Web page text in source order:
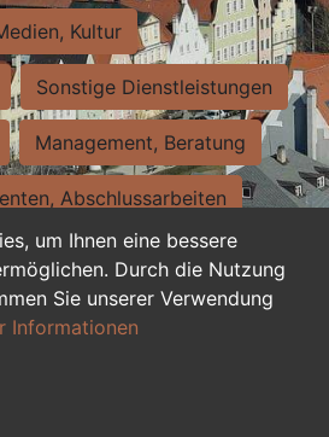
um Ihnen eine bessere
Durch die Nutzung
Sie unserer Verwendung
Informationen
Kultur
Sonstige Dienstleistungen
Management, Beratung
Abschlussarbeiten
Assistenz, Sekretariat
und Nebenjobs
duale Ausbildung